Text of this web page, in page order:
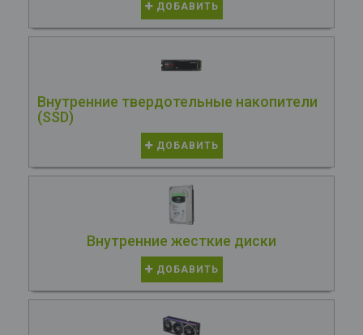
ДОБАВИТЬ
Внутренние твердотельные накопители
(SSD)
ДОБАВИТЬ
Внутренние жесткие диски
ДОБАВИТЬ